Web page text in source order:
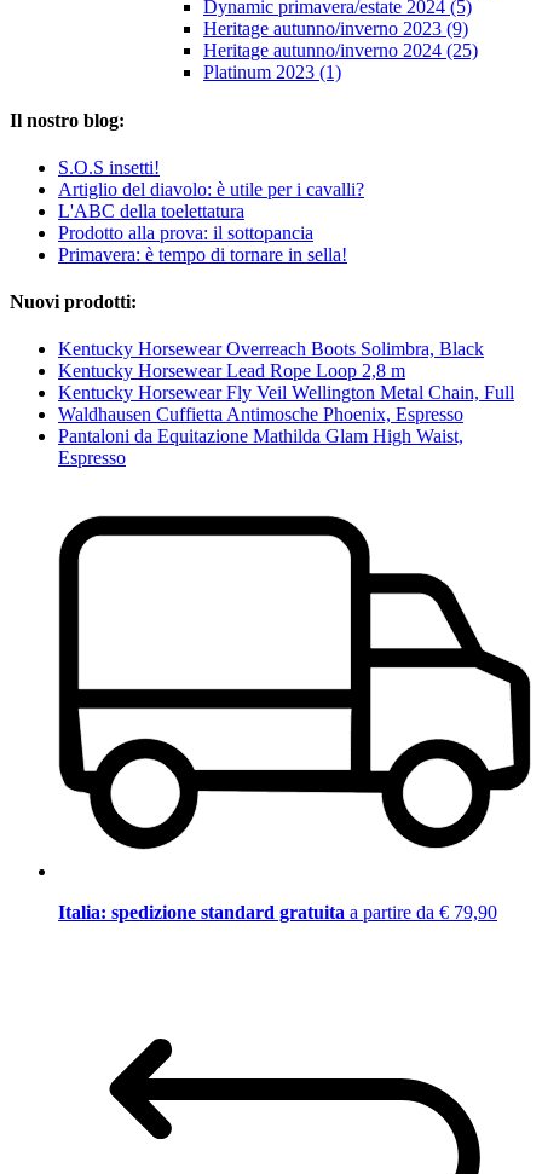
Dynamic primavera/estate 2024 (5)
Heritage autunno/inverno 2023 (9)
Heritage autunno/inverno 2024 (25)
Platinum 2023 (1)
Il nostro blog:
S.O.S insetti!
Artiglio del diavolo: è utile per i cavalli?
L'ABC della toelettatura
Prodotto alla prova: il sottopancia
Primavera: è tempo di tornare in sella!
Nuovi prodotti:
Kentucky Horsewear Overreach Boots Solimbra, Black
Kentucky Horsewear Lead Rope Loop 2,8 m
Kentucky Horsewear Fly Veil Wellington Metal Chain, Full
Waldhausen Cuffietta Antimosche Phoenix, Espresso
Pantaloni da Equitazione Mathilda Glam High Waist,
Espresso
Italia: spedizione standard gratuita a partire da € 79,90